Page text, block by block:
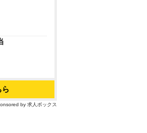
ら
by 求人ボックス